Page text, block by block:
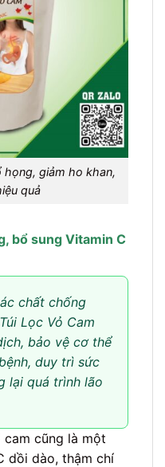
họng, giảm ho khan,
quả
bổ sung Vitamin C
chất chống
Lọc Vỏ Cam
bảo vệ cơ thể
duy trì sức
lại quá trình lão
cam cũng là một
dồi dào, thậm chí